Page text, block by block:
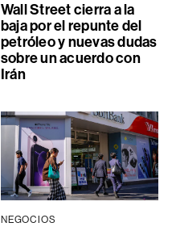
Wall Street cierra a la
baja por el repunte del
petróleo y nuevas dudas
sobre un acuerdo con
Irán
NEGOCIOS